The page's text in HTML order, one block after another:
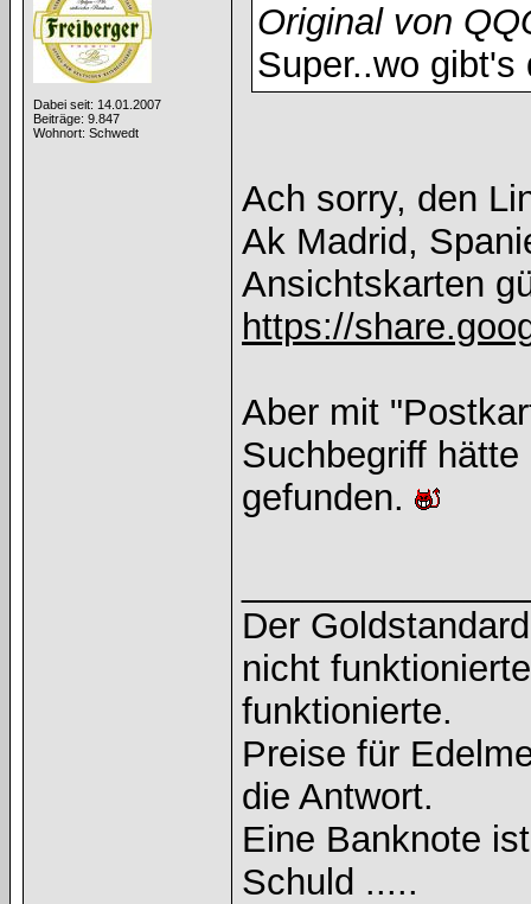
Dabei seit: 14.01.2007
Beiträge: 9.847
Wohnort: Schwedt
Original von
Super..wo gibt's
Ach sorry, den
Ak Madrid,
Ansichtskarten
https://
Aber mit
Suchbegriff
gefunden.
Der
nicht
funktionierte.
Preise für
die Antwort.
Eine Banknote
Schuld .....